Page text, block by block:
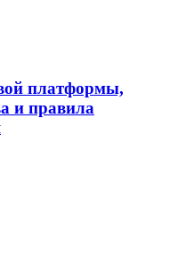
платформы,
и правила